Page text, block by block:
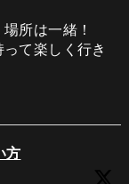
所は一緒！
て楽しく行き
方